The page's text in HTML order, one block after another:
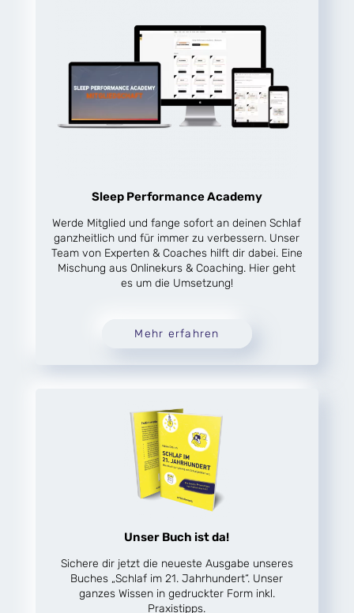
Sleep Performance Academy
Werde Mitglied und fange sofort an deinen Schlaf
ganzheitlich und für immer zu verbessern. Unser
Team von Experten & Coaches hilft dir dabei. Eine
Mischung aus Onlinekurs & Coaching. Hier geht
es um die Umsetzung!
Mehr erfahren
Unser Buch ist da!
Sichere dir jetzt die neueste Ausgabe unseres
Buches „Schlaf im 21. Jahrhundert“. Unser
ganzes Wissen in gedruckter Form inkl.
Praxistipps.